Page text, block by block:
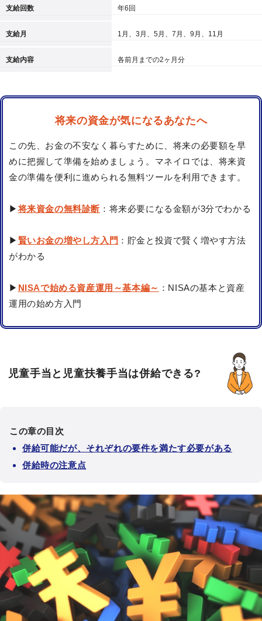
支給回数 年6回
支給月 1月、3月、5月、7月、9月、11月
支給内容 各前月までの2ヶ月分
将来の資金が気になるあなたへ
この先、お金の不安なく暮らすために、将来の必要額を早
めに把握して準備を始めましょう。マネイロでは、将来資
金の準備を便利に進められる無料ツールを利用できます。
▶将来資金の無料診断 ：将来必要になる金額が3分でわかる
▶ 賢いお金の増やし方入門 ：貯金と投資で賢く増やす方法
がわかる
▶ NISAで始める資産運用～基本編～ ：NISAの基本と資産
運用の始め方入門
児童手当と児童扶養手当は併給できる?
この章の目次
併給可能だが、それぞれの要件を満たす必要がある
併給時の注意点